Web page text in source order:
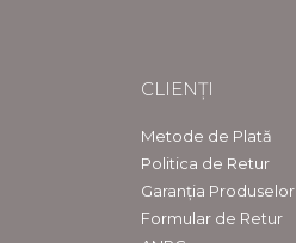
CLIENȚI
Metode de Plată
Politica de Retur
Garanția Produselor
Formular de Retur